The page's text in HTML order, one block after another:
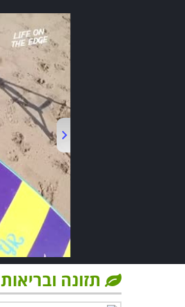
תזונה ובריאות